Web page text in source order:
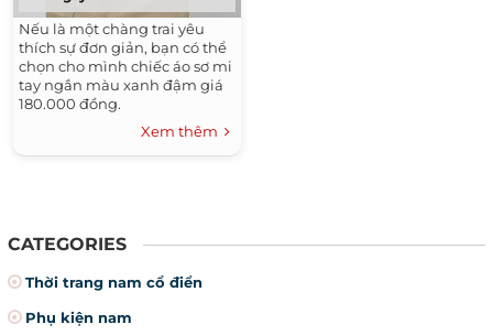
Nếu là một chàng trai yêu
thích sự đơn giản, bạn có thể
chọn cho mình chiếc áo sơ mi
tay ngắn màu xanh đậm giá
180.000 đồng.
Xem thêm
CATEGORIES
Thời trang nam cổ điển
Phụ kiện nam